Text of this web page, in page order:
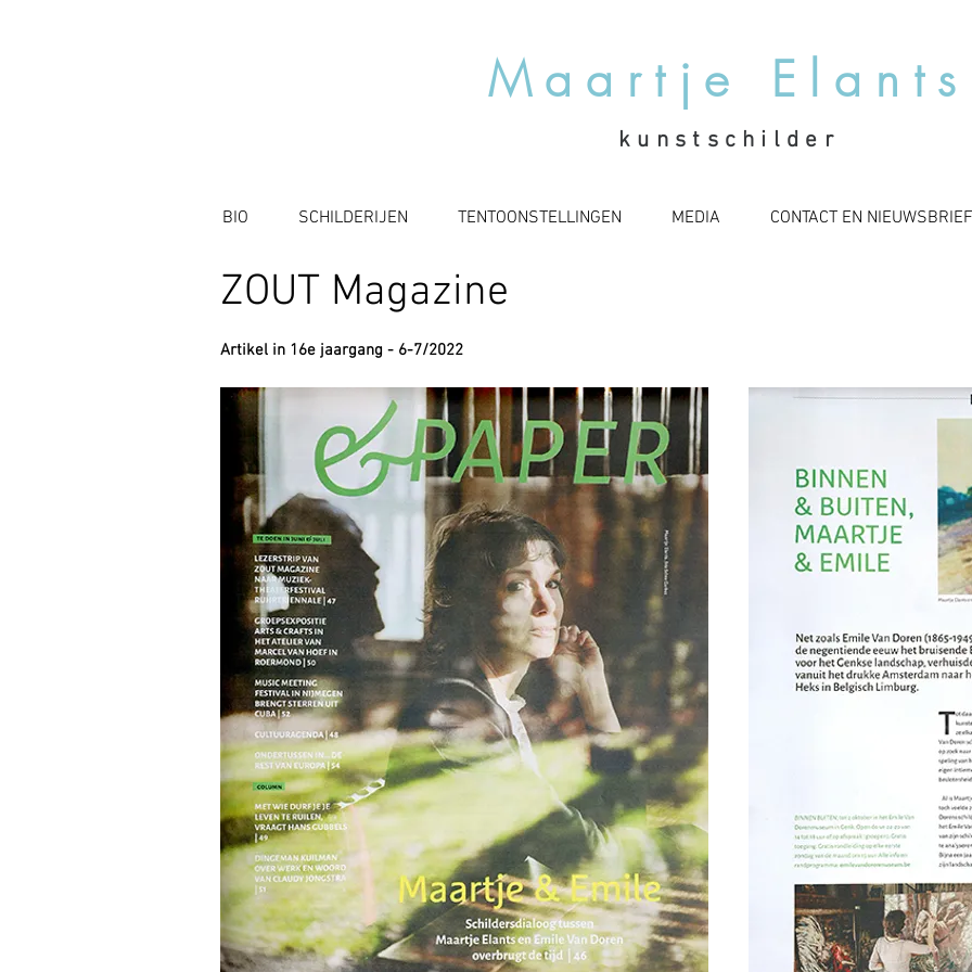
Maartje Elants
kunstschilder
BIO SCHILDERIJEN TENTOONSTELLINGEN MEDIA CONTACT EN NIEUWSBRIEF
ZOUT Magazine
Artikel in 16e jaargang - 6-7/2022